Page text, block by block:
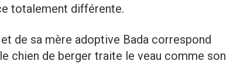
totalement différente.
de sa mère adoptive Bada correspond
chien de berger traite le veau comme son